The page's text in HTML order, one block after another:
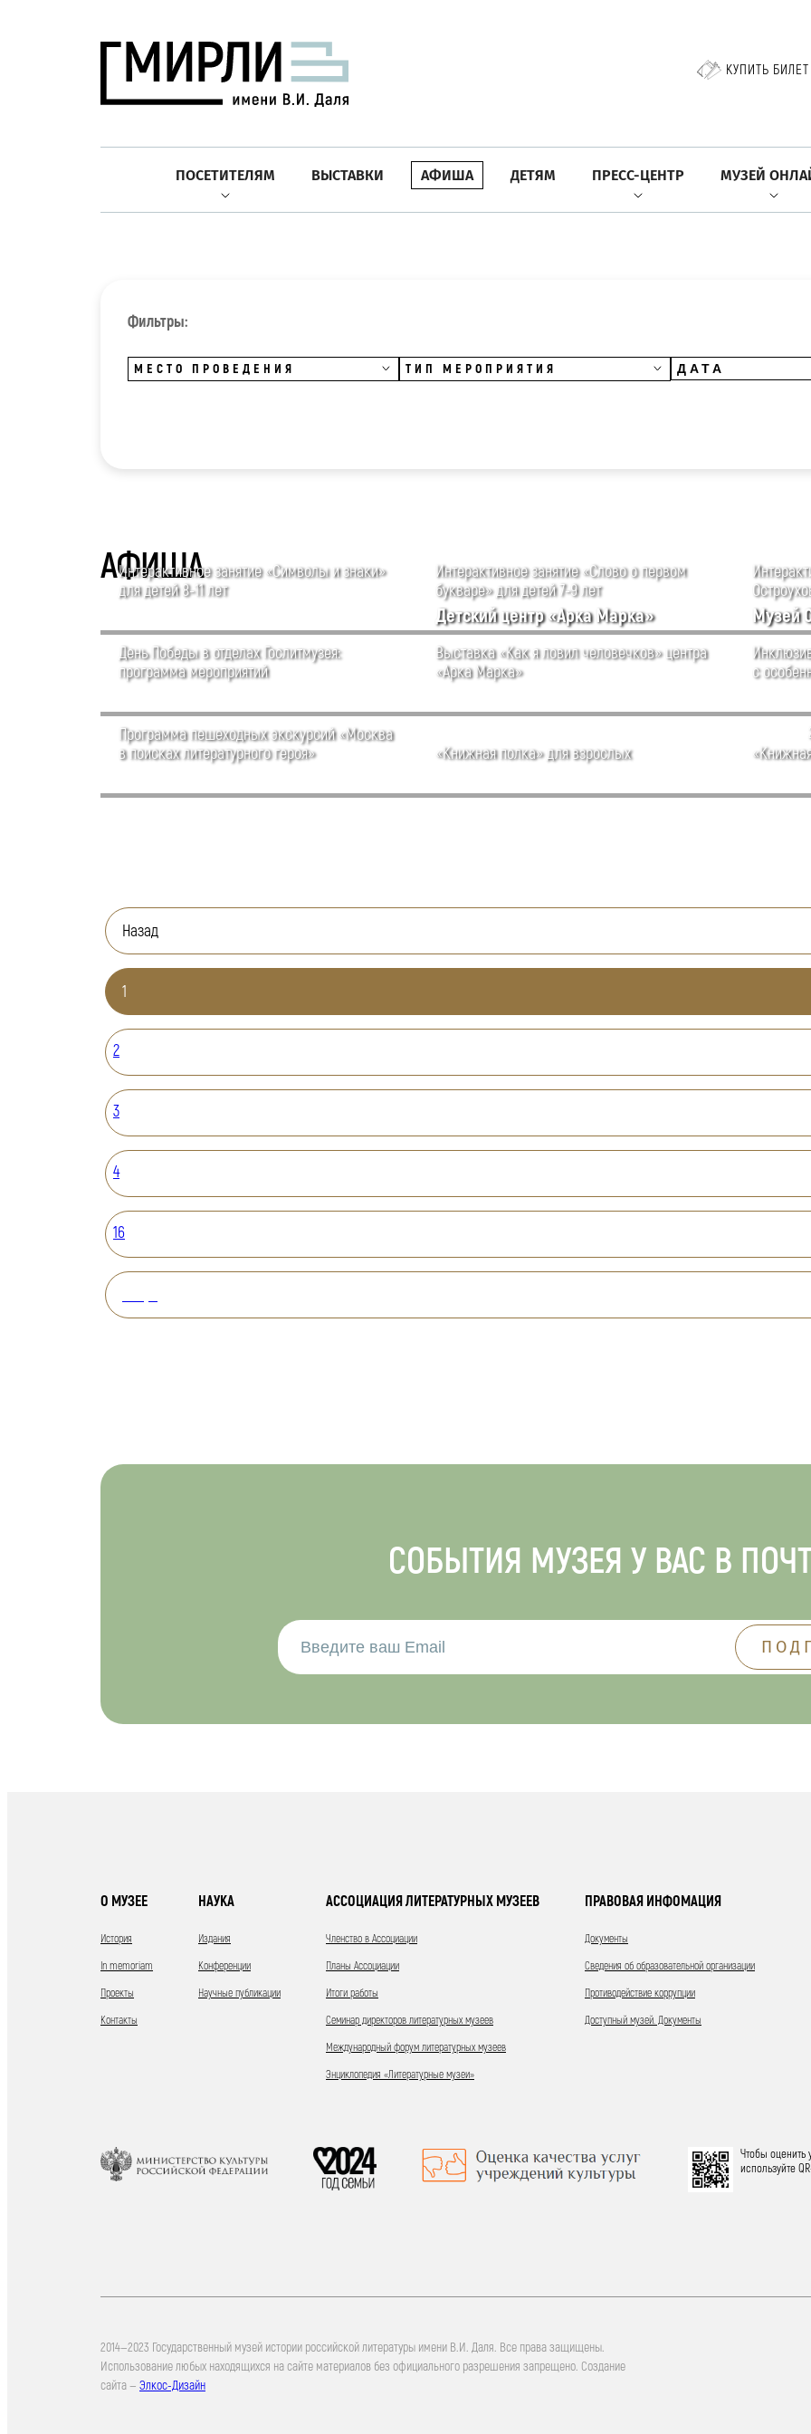
КУПИТЬ БИЛЕТ
ПОСЕТИТЕЛЯМ ВЫСТАВКИ АФИША ДЕТЯМ ПРЕСС-ЦЕНТР МУЗЕЙ
Фильтры:
МЕСТО ПРОВЕДЕНИЯ ТИП МЕРОПРИЯТИЯ
АФИША
Интерактивное занятие «Символы и знаки»
для детей 8-11 лет
Интерактивное занятие «Слово о первом
букваре» для детей 7-9 лет
День Победы в отделах Гослитмузея:
программа мероприятий
Детский центр «Арка Марка»
Выставка «Как я ловил человечков» центра
«Арка Марка»
Музей
с
Программа пешеходных экскурсий «Москва
в поисках литературного героя»
«Книжная полка» для взрослых
Назад
1
2
3
4
16
СОБЫТИЯ МУЗЕЯ У ВАС В
О МУЗЕЕ
История
In memoriam
Проекты
Контакты
НАУКА
Издания
Конференции
Научные публикации
АССОЦИАЦИЯ ЛИТЕРАТУРНЫХ МУЗЕЕВ
Членство в Ассоциации
Планы Ассоциации
Итоги работы
Семинар директоров литературных музеев
Международный форум литературных музеев
Энциклопедия «Литературные музеи»
ПРАВОВАЯ ИНФОМАЦИЯ
Документы
Сведения об образовательной организации
Противодействие коррупции
Доступный музей. Документы
Чтобы оценить
используйте
2014—2023 Государственный музей истории российской литературы имени В.И. Даля. Все права защищены.
Использование любых находящихся на сайте материалов без официального разрешения запрещено. Создание
сайта — Элкос-Дизайн